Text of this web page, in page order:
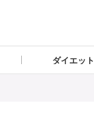
ダイエット